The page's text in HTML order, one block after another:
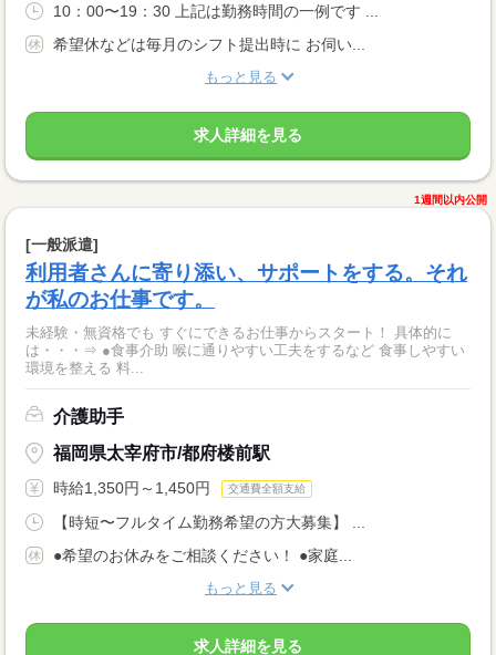
10：00〜19：30 上記は勤務時間の一例です ...
希望休などは毎月のシフト提出時に お伺い...
もっと見る
求人詳細を見る
1週間以内公開
[一般派遣]
利用者さんに寄り添い、サポートをする。それ
が私のお仕事です。
未経験・無資格でも すぐにできるお仕事からスタート！ 具体的に
は・・・⇒ ●食事介助 喉に通りやすい工夫をするなど 食事しやすい
環境を整える 料...
介護助手
福岡県太宰府市/都府楼前駅
時給1,350円～1,450円 交通費全額支給
【時短〜フルタイム勤務希望の方大募集】 ...
●希望のお休みをご相談ください！ ●家庭...
もっと見る
求人詳細を見る